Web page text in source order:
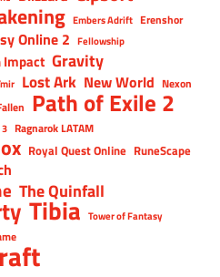
Embers Adrift Erenshor
Online 2 Fellowship
Impact Gravity
Lost Ark New World Nexon
Path of Exile 2
Ragnarok LATAM
Royal Quest Online RuneScape
The Quinfall
Tibia Tower of Fantasy